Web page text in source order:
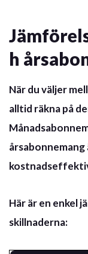
h
När du väljer
alltid räkna på
Här är en enkel
skillnaderna: